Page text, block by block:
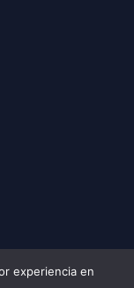
| Tilcara Online
experiencia en